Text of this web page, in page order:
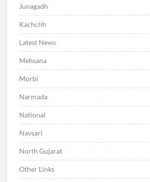
Junagadh
Kachchh
Latest News
Mehsana
Morbi
Narmada
National
Navsari
North Gujarat
Other Links